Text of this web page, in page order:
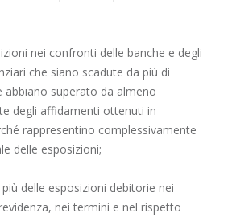
nei confronti delle banche e degli
che siano scadute da più di
abbiano superato da almeno
degli affidamenti ottenuti in
rappresentino complessivamente
delle esposizioni;
più delle esposizioni debitorie nei
nei termini e nel rispetto